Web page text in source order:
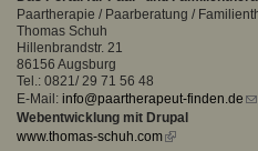
Paartherapie / Paarberatung /
Thomas Schuh
Hillenbrandstr. 21
86156 Augsburg
Tel.: 0821/ 29 71 56 48
E-Mail: info@paartherapeut-finden.de
Webentwicklung mit Drupal
www.thomas-schuh.com(link